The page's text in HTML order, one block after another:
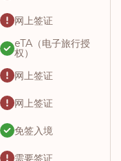
网上签证
eTA（电子旅行授
权）
网上签证
网上签证
免签入境
需要签证